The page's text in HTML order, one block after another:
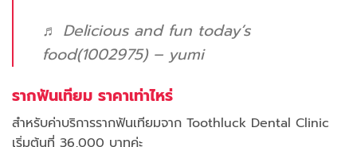
♬ Delicious and fun today’s
food(1002975) – yumi
รากฟันเทียม ราคาเท่าไหร่
สำหรับค่าบริการรากฟันเทียมจาก Toothluck Dental Clinic
เริ่มต้นที่ 36,000 บาทค่ะ